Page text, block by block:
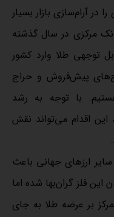
آرام‌سازی بازار بسیار
مرکزی در سال گذشته
توجهی طلا وارد کشور
پیش‌فروش و حراج
با توجه به رشد
اقدام می‌تواند نقش
ارزهای جهانی باعث
فلز گران‌بها شده اما
بر عرضه طلا به جای